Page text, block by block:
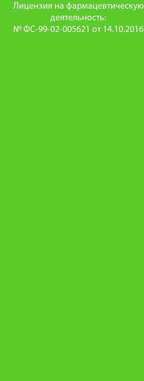
Лицензия на фармацевтическую
деятельность:
№ ФС-99-02-005621 от 14.10.2016